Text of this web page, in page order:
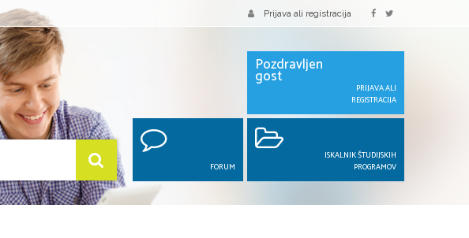
Prijava ali registracija
Pozdravljen
gost
PRIJAVA ALI
REGISTRACIJA
FORUM
ISKALNIK ŠTUDIJSKIH
PROGRAMOV